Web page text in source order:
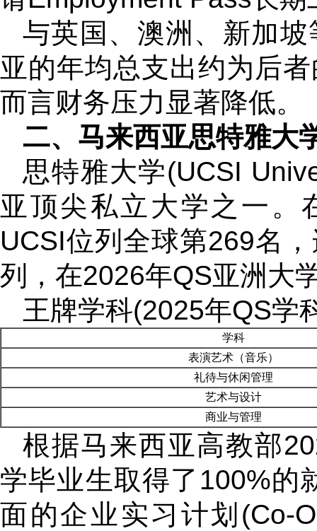
与英国、澳洲、新加
亚的年均总支出约为后
而言财务压力显著降低。
二、马来西亚思特雅大
思特雅大学(UCSI
亚顶尖私立大学之一。
UCSI位列全球第269名
列，在2026年QS亚洲大
王牌学科(2025年QS学
学科
表演艺术（音乐）
礼待与休闲管理
艺术与设计
商业与管理
根据马来西亚高教部
学毕业生取得了100%的
面的企业实习计划(Co-